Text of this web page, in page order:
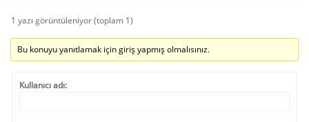
1 yazı görüntüleniyor (toplam 1)
Bu konuyu yanıtlamak için giriş yapmış olmalısınız.
Kullanıcı adı: